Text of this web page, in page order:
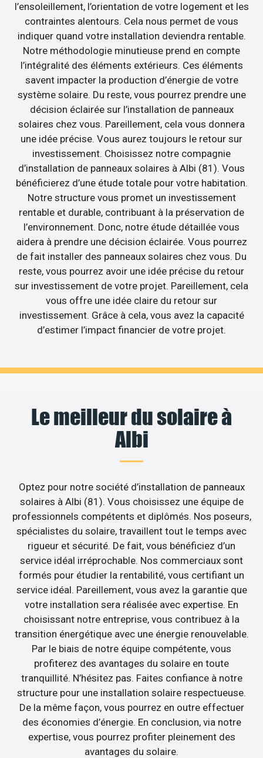
l’ensoleillement, l’orientation de votre logement et les
contraintes alentours. Cela nous permet de vous
indiquer quand votre installation deviendra rentable.
Notre méthodologie minutieuse prend en compte
l’intégralité des éléments extérieurs. Ces éléments
savent impacter la production d’énergie de votre
système solaire. Du reste, vous pourrez prendre une
décision éclairée sur l’installation de panneaux
solaires chez vous. Pareillement, cela vous donnera
une idée précise. Vous aurez toujours le retour sur
investissement. Choisissez notre compagnie
d’installation de panneaux solaires à Albi (81). Vous
bénéficierez d’une étude totale pour votre habitation.
Notre structure vous promet un investissement
rentable et durable, contribuant à la préservation de
l’environnement. Donc, notre étude détaillée vous
aidera à prendre une décision éclairée. Vous pourrez
de fait installer des panneaux solaires chez vous. Du
reste, vous pourrez avoir une idée précise du retour
sur investissement de votre projet. Pareillement, cela
vous offre une idée claire du retour sur
investissement. Grâce à cela, vous avez la capacité
d’estimer l’impact financier de votre projet.
Le meilleur du solaire à
Albi
Optez pour notre société d’installation de panneaux
solaires à Albi (81). Vous choisissez une équipe de
professionnels compétents et diplômés. Nos poseurs,
spécialistes du solaire, travaillent tout le temps avec
rigueur et sécurité. De fait, vous bénéficiez d’un
service idéal irréprochable. Nos commerciaux sont
formés pour étudier la rentabilité, vous certifiant un
service idéal. Pareillement, vous avez la garantie que
votre installation sera réalisée avec expertise. En
choisissant notre entreprise, vous contribuez à la
transition énergétique avec une énergie renouvelable.
Par le biais de notre équipe compétente, vous
profiterez des avantages du solaire en toute
tranquillité. N’hésitez pas. Faites confiance à notre
structure pour une installation solaire respectueuse.
De la même façon, vous pourrez en outre effectuer
des économies d’énergie. En conclusion, via notre
expertise, vous pourrez profiter pleinement des
avantages du solaire.